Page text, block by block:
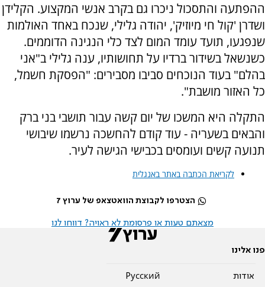
ההפתעה והתסכול ניכרו גם בקרב אנשי המקצוע. הקלידן
ושדרן 'קול חי מיוזיק', יהודה גלילי, שנכח באחד האולמות
שנפגעו, תועד עומד המום לצד כלי הנגינה הדוממים.
כשנשאל בשידור ברדיו על תחושותיו, ענה גלילי ב"אני
בהלם" בעוד הנוכחים סביבו מסבירים: "הפסקת חשמל,
כל האזור מושבת".
התקלה היא המשכו של יום קשה עבור תושבי בני ברק
והבאים בשעריה - עוד קודם להחשכה נרשמו שיבושי
תנועה קשים ועומסים בכבישי הגישה לעיר.
לקריאת הכתבה באתר באנגלית
הצטרפו לקבוצת הוואטצאפ של ערוץ 7
מצאתם טעות או פרסומת לא ראויה? דווחו לנו
פנו אלינו
אודות
Pусский